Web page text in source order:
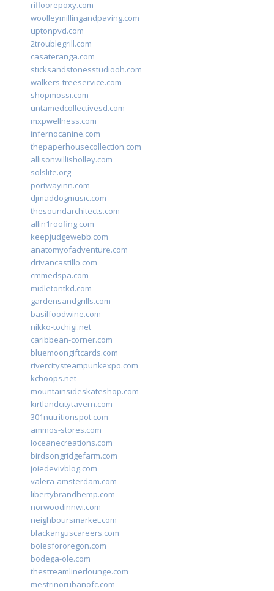
rifloorepoxy.com
woolleymillingandpaving.com
uptonpvd.com
2troublegrill.com
casateranga.com
sticksandstonesstudiooh.com
walkers-treeservice.com
shopmossi.com
untamedcollectivesd.com
mxpwellness.com
infernocanine.com
thepaperhousecollection.com
allisonwillisholley.com
solslite.org
portwayinn.com
djmaddogmusic.com
thesoundarchitects.com
allin1roofing.com
keepjudgewebb.com
anatomyofadventure.com
drivancastillo.com
cmmedspa.com
midletontkd.com
gardensandgrills.com
basilfoodwine.com
nikko-tochigi.net
caribbean-corner.com
bluemoongiftcards.com
rivercitysteampunkexpo.com
kchoops.net
mountainsideskateshop.com
kirtlandcitytavern.com
301nutritionspot.com
ammos-stores.com
loceanecreations.com
birdsongridgefarm.com
joiedevivblog.com
valera-amsterdam.com
libertybrandhemp.com
norwoodinnwi.com
neighboursmarket.com
blackanguscareers.com
bolesfororegon.com
bodega-ole.com
thestreamlinerlounge.com
mestrinorubanofc.com